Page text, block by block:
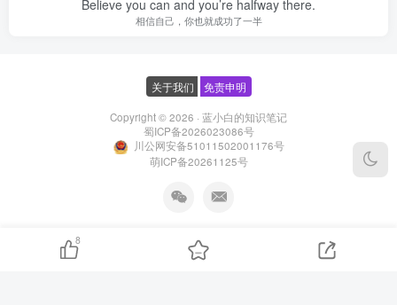
Believe you can and you’re halfway there.
相信自己，你也就成功了一半
关于我们 免责申明
Copyright © 2026 · 蓝小白的知识笔记
蜀ICP备2026023086号
川公网安备51011502001176号
萌ICP备20261125号
8